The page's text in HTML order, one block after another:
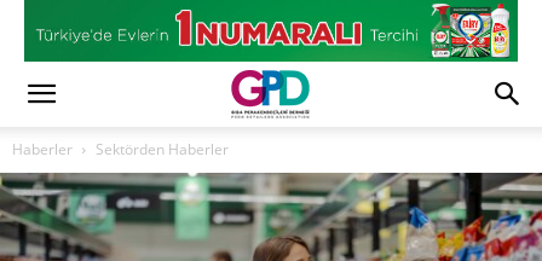
Haberler Sektörden Haberler